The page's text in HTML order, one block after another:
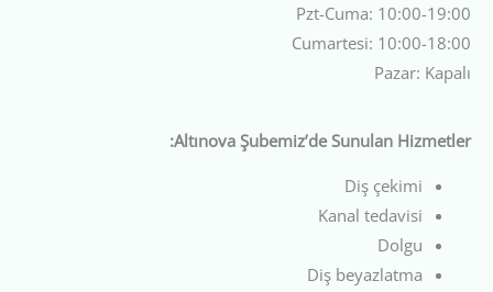
Pzt-Cuma: 10:00-19:00
Cumartesi: 10:00-18:00
Pazar: Kapalı
Altınova Şubemiz’de Sunulan Hizmetler:
Diş çekimi
Kanal tedavisi
Dolgu
Diş beyazlatma